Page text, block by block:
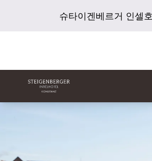
슈타이겐베르거 인셀
슬라이드 1 의 1